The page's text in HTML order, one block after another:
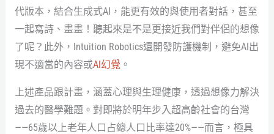
代版本，結合生成式AI，能更有效的與使用者對話，甚至
一起寫詩、畫畫！聽起來是不是更接近我們對伴侶的想像
了呢？此外，Intuition Robotics還開發防護機制，避免AI出
現不適當的內容或AI幻覺 。
上述產品跟計畫，涵蓋心理與生理健康，透過想像力解決
過去的醫學難題。對即將於明年步入超高齡社會的台灣
——65歲以上老年人口占總人口比率達20%——而言，極具